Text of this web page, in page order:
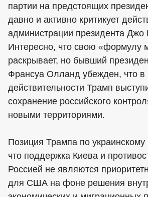
партии на предстоящих
давно и активно критикует
администрации президента Джо
Интересно, что свою «формулу
раскрывает, но бывший
Франсуа Олланд убежден, что в
действительности Трамп
сохранение российского
новыми территориями.
Позиция Трампа по украинскому
что поддержка Киева и
Россией не являются
для США на фоне решения